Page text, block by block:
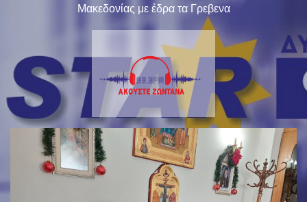
Μακεδονίας με έδρα τα Γρεβενα